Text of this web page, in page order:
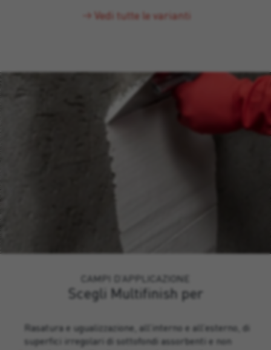
Vedi tutte le varianti
CAMPI D’APPLICAZIONE
Scegli Multifinish per
Rasatura e ugualizzazione, all’interno e all’esterno, di
superfici irregolari di sottofondi assorbenti e non